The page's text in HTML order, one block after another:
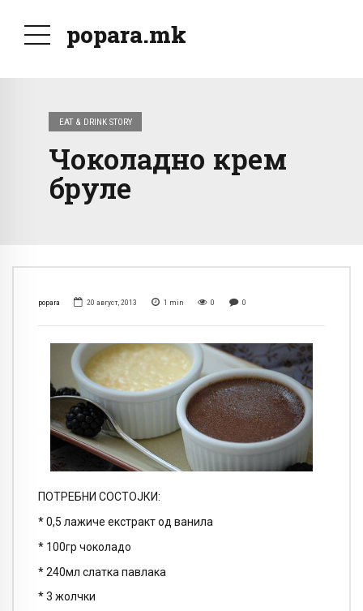
popara.mk
EAT & DRINK STORY
Чоколадно крем
бруле
popara 20 август, 2013 1 min 0 0
ПОТРЕБНИ СОСТОЈКИ:
* 0,5 лажиче екстракт од ванила
* 100гр чоколадо
* 240мл слатка павлака
* 3 жолчки